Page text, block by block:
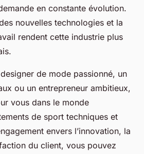
en constante évolution.
nouvelles technologies et la
rendent cette industrie plus
de mode passionné, un
ou un entrepreneur ambitieux,
vous dans le monde
de sport techniques et
envers l’innovation, la
du client, vous pouvez